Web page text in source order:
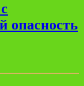
опасность